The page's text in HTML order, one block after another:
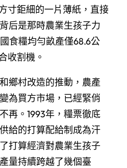
寸鉅細的一片薄紙，直接
后是那時農業生孩子力
食糧均勻畝產僅68.6公
收割機。
鄉村改造的推動，農產
為買方市場，已經緊俏
再。1993年，糧票徹底
給的打算配給制成為汗
打算經濟對農業生孩子
量持續跨越了幾個臺